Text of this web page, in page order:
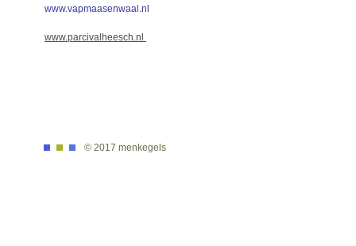
www.vapmaasenwaal.nl
www.parcivalheesch.nl
© 2017 menkegels